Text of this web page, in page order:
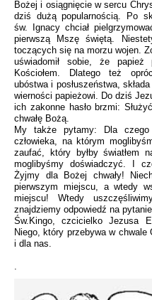
Bożej i osiągnięcie w sercu
dziś dużą popularnością. Po
św. Ignacy chciał
pierwszą Mszę świętą.
toczących się na morzu wojen.
uświadomił sobie, że papież
Kościołem. Dlatego też
ubóstwa i posłuszeństwa,
wierności papieżowi. Do dziś
ich zakonne hasło brzmi:
chwałę Bożą.
My także pytamy: Dla
człowieka, na którym
zaufać, który byłby światłem
moglibyśmy doświadczyć. I
Żyjmy dla Bożej chwały!
pierwszym miejscu, a wtedy
miejscu! Wtedy
znajdziemy odpowiedź na
Św.Kingo, czcicielko Jezusa
Niego, który przebywa w chwale
i dla nas.